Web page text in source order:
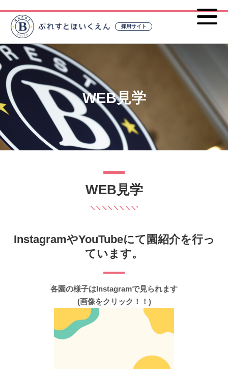
採用サイト
WEB見学
WEB見学
InstagramやYouTubeにて園紹介を行っ
ています。
各園の様子はInstagramで見られます
(画像をクリック！！)